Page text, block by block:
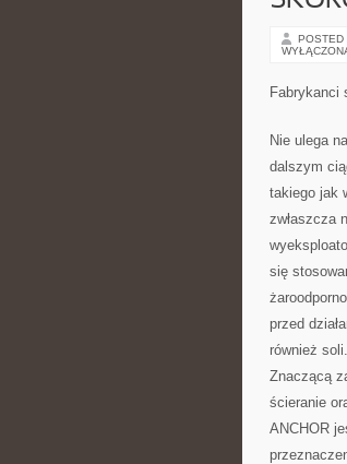
POSTED
Fabrykanci
Nie ulega
dalszym
takiego jak
zwłaszcza
się
przed
również
Znaczącą
ścieranie
ANCHOR